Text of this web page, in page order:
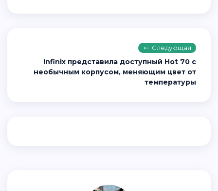
Следующая
Infinix представила доступный Hot 70 с
необычным корпусом, меняющим цвет от
температуры